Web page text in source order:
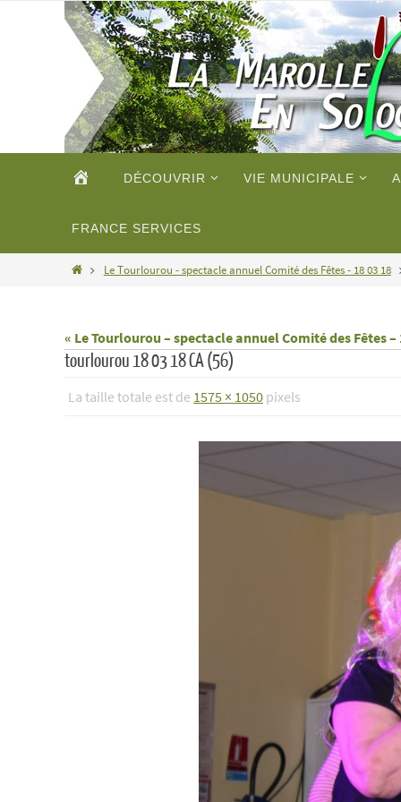
ACCUEILDÉCOUVRIR VIE MUNICIPALE
FRANCE SERVICES
HomeLe Tourlourou - spectacle annuel Comité des Fêtes - 18 03 18
« Le Tourlourou – spectacle annuel Comité des Fêtes –
tourlourou 18 03 18 CA (56)
La taille totale est de 1575 × 1050 pixels